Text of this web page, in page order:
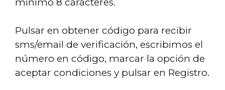
Pulsar en obtener código para recibir
sms/email de verificación, escribimos el
número en código, marcar la opción de
aceptar condiciones y pulsar en Registro.